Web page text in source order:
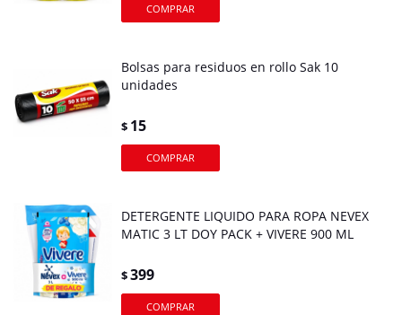
Bolsas para residuos en rollo Sak 10
unidades
$ 15
DETERGENTE LIQUIDO PARA ROPA NEVEX
MATIC 3 LT DOY PACK + VIVERE 900 ML
$399